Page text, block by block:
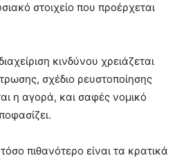
στοιχείο που προέρχεται
κινδύνου χρειάζεται
σχέδιο ρευστοποίησης
η αγορά, και σαφές νομικό
πιθανότερο είναι τα κρατικά